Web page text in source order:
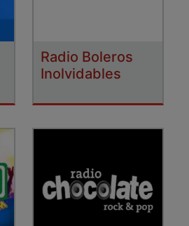
Radio Boleros
Inolvidables